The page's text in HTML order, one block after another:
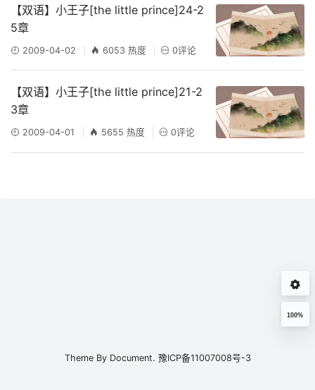
【双语】小王子[the little prince]24-2
5章
2009-04-02 6053 热度 0评论
【双语】小王子[the little prince]21-2
3章
2009-04-01 5655 热度 0评论
100%
Theme By Document. 豫ICP备11007008号-3